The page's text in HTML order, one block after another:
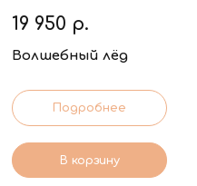
19 950 р.
Волшебный лёд
Подробнее
В корзину